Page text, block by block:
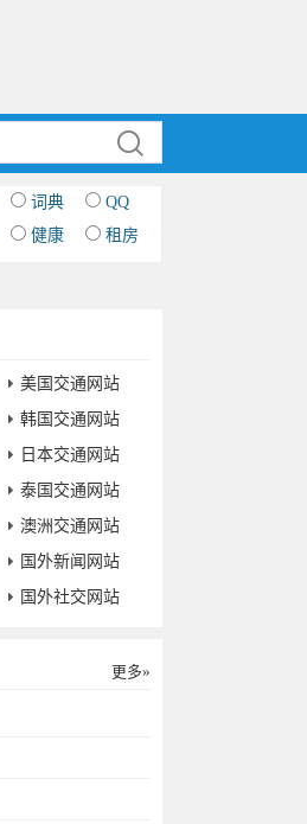
词典
QQ
健康 租房
美国交通网站
韩国交通网站
日本交通网站
泰国交通网站
澳洲交通网站
国外新闻网站
国外社交网站
更多»